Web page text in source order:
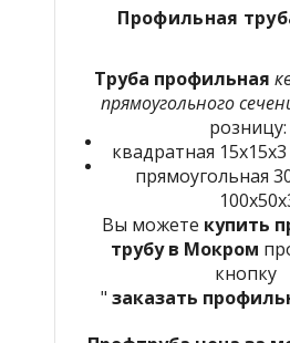
Профильная
Труба профильная
прямоугольного
розницу:
квадратная
прямоугольная
Вы можете купить
трубу в Мокром
кнопку
" заказать